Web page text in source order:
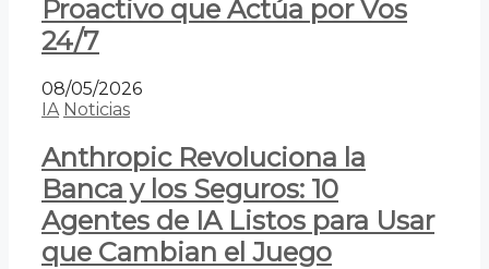
Proactivo que Actúa por Vos
24/7
08/05/2026
IA Noticias
Anthropic Revoluciona la
Banca y los Seguros: 10
Agentes de IA Listos para Usar
que Cambian el Juego